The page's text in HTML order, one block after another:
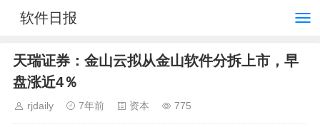
软件日报
天瑞证券：金山云拟从金山软件分拆上市，早
盘涨近4％
rjdaily 7年前 资本 775